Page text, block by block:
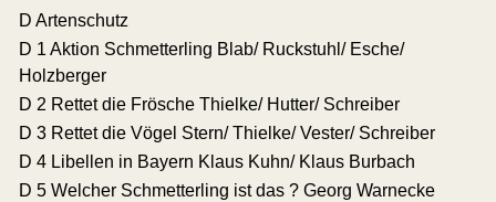
D Artenschutz
D 1 Aktion Schmetterling Blab/ Ruckstuhl/ Esche/
Holzberger
D 2 Rettet die Frösche Thielke/ Hutter/ Schreiber
D 3 Rettet die Vögel Stern/ Thielke/ Vester/ Schreiber
D 4 Libellen in Bayern Klaus Kuhn/ Klaus Burbach
D 5 Welcher Schmetterling ist das ? Georg Warnecke